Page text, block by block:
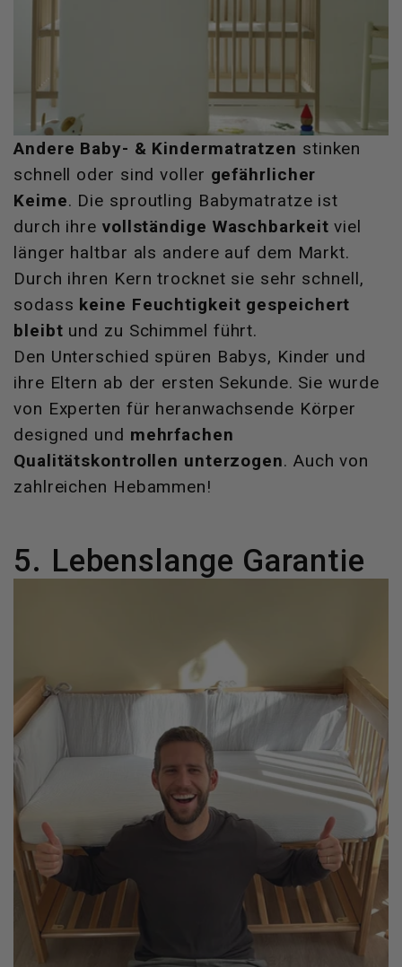
Andere Baby- & Kindermatratzen stinken
schnell oder sind voller gefährlicher
Keime. Die sproutling Babymatratze ist
durch ihre vollständige Waschbarkeit viel
länger haltbar als andere auf dem Markt.
Durch ihren Kern trocknet sie sehr schnell,
sodass keine Feuchtigkeit gespeichert
bleibt und zu Schimmel führt.
Den Unterschied spüren Babys, Kinder und
ihre Eltern ab der ersten Sekunde. Sie wurde
von Experten für heranwachsende Körper
designed und mehrfachen
Qualitätskontrollen unterzogen. Auch von
zahlreichen Hebammen!
5. Lebenslange Garantie